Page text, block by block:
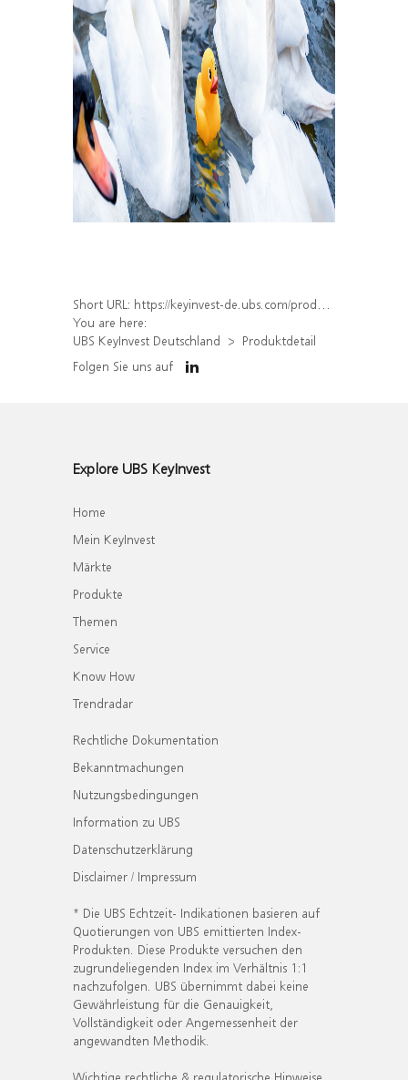
Short URL: https://keyinvest-de.ubs.com/produkt/detail/index/isin/DE000WA6M088
You are here:
UBS KeyInvest Deutschland
Produktdetail
Folgen Sie uns auf
Explore UBS KeyInvest
Home
Mein KeyInvest
Märkte
Produkte
Themen
Service
Know How
Trendradar
Rechtliche Dokumentation
Bekanntmachungen
Nutzungsbedingungen
Information zu UBS
Datenschutzerklärung
Disclaimer / Impressum
* Die UBS Echtzeit- Indikationen basieren auf
Quotierungen von UBS emittierten Index-
Produkten. Diese Produkte versuchen den
zugrundeliegenden Index im Verhältnis 1:1
nachzufolgen. UBS übernimmt dabei keine
Gewährleistung für die Genauigkeit,
Vollständigkeit oder Angemessenheit der
angewandten Methodik.